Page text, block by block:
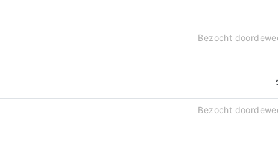
Bezocht
Bezocht